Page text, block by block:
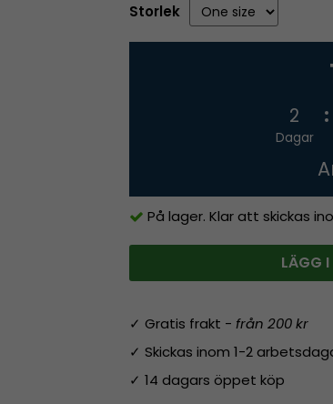
Storlek
2
Dagar
På lager. Klar att skickas
LÄGG
✓ Gratis frakt - från 200 kr
✓ Skickas inom 1-2
✓ 14 dagars öppet köp